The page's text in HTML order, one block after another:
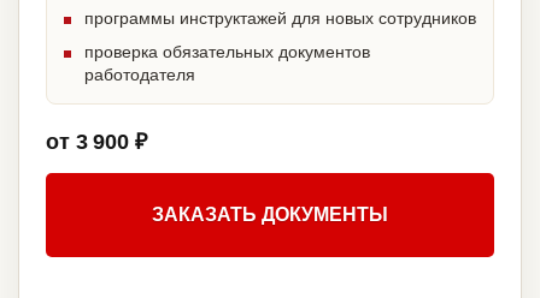
программы инструктажей для новых сотрудников
проверка обязательных документов
работодателя
от 3 900 ₽
ЗАКАЗАТЬ ДОКУМЕНТЫ